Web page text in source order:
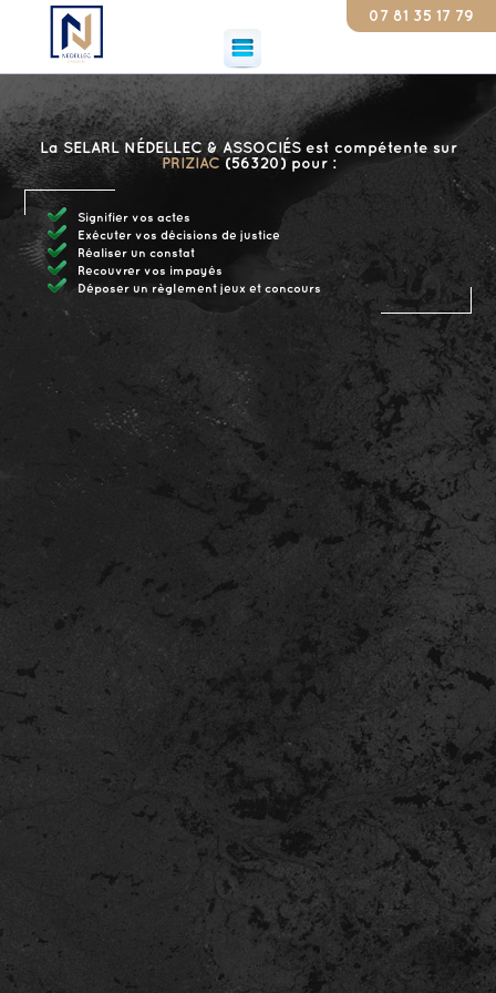
07 81 35 17 79
La SELARL NÉDELLEC & ASSOCIÉS est compétente sur
PRIZIAC (56320) pour :
Signifier vos actes
Exécuter vos décisions de justice
Réaliser un constat
Recouvrer vos impayés
Déposer un règlement jeux et concours